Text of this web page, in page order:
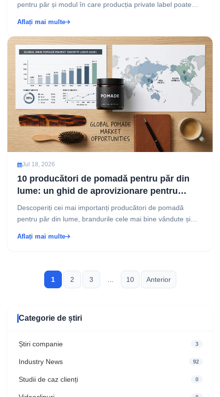
pentru păr și modul în care producția private label poate
Aflați mai multe
Jul 18, 2026
10 producători de pomadă pentru păr din
lume: un ghid de aprovizionare pentru
proprietarii de branduri
Descoperiți cei mai importanți producători de pomadă
pentru păr din lume, brandurile cele mai bine vândute și
Aflați mai multe
1 2 3 ... 10 Anterior
Categorie de știri
Știri companie 3
Industry News 92
Studii de caz clienți 0